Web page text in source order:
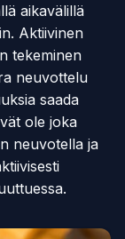
aikavälillä
Aktiivinen
tekeminen
neuvottelu
saada
ole joka
neuvotella ja